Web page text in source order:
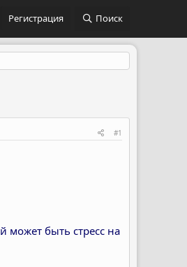
Регистрация Поиск
#1
может быть стресс на